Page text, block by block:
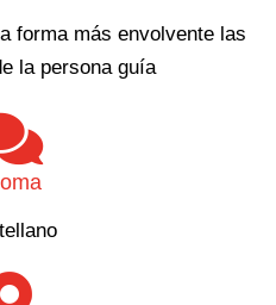
forma más envolvente las
la persona guía